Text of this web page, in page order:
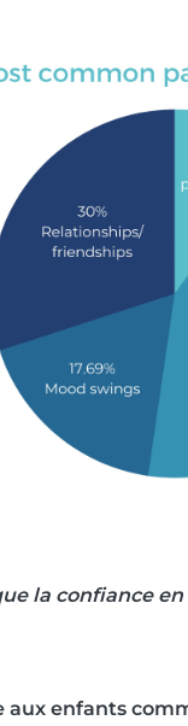
la confiance
aux enfants